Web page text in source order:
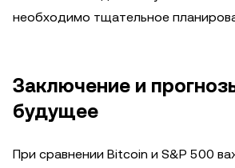
необходимо тщательное
Заключение и
будущее
При сравнении Bitcoin и S&P 500